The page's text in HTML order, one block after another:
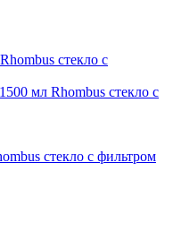
стекло с фильтром